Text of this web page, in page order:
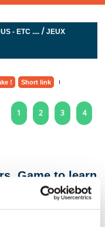
- ETC .... /JEUX
! Short link
1 2 3 4
Game to learn
fun.